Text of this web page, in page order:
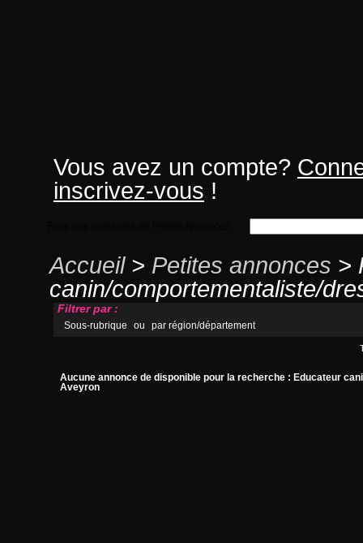
Vous avez un compte?
inscrivez-vous !
Accueil> Petites annonces >
canin/comportementaliste/
Filtrer par :
Sous-rubrique ou par région/département
Aucune annonce de disponible pour la recherche : Educateur
Aveyron